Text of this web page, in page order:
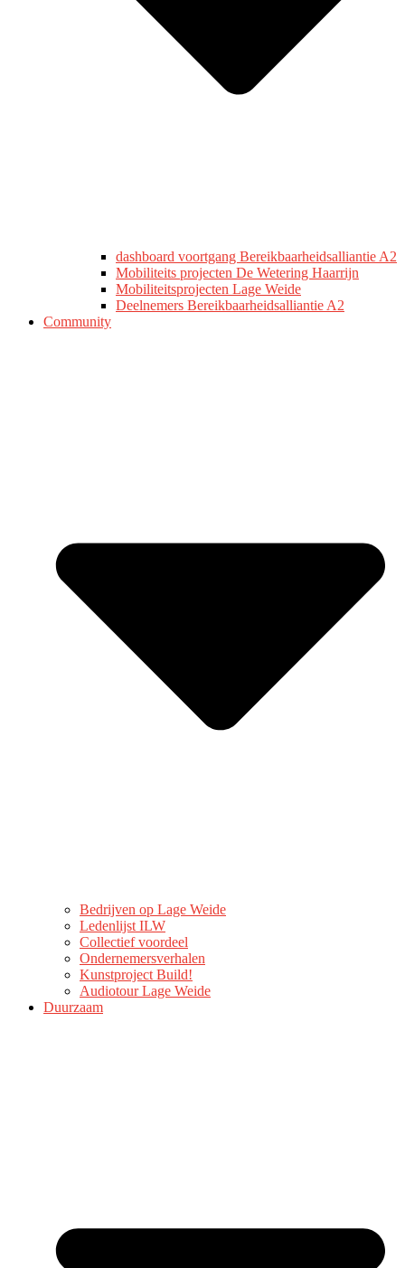
dashboard voortgang Bereikbaarheidsalliantie A2
Mobiliteits projecten De Wetering Haarrijn
Mobiliteitsprojecten Lage Weide
Deelnemers Bereikbaarheidsalliantie A2
Community
Bedrijven op Lage Weide
Ledenlijst ILW
Collectief voordeel
Ondernemersverhalen
Kunstproject Build!
Audiotour Lage Weide
Duurzaam